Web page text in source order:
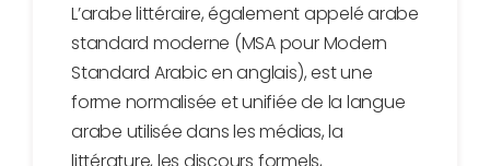
L’arabe littéraire, également appelé arabe
standard moderne (MSA pour Modern
Standard Arabic en anglais), est une
forme normalisée et unifiée de la langue
arabe utilisée dans les médias, la